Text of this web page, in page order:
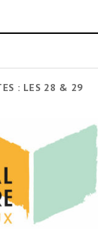
: LES 28 & 29